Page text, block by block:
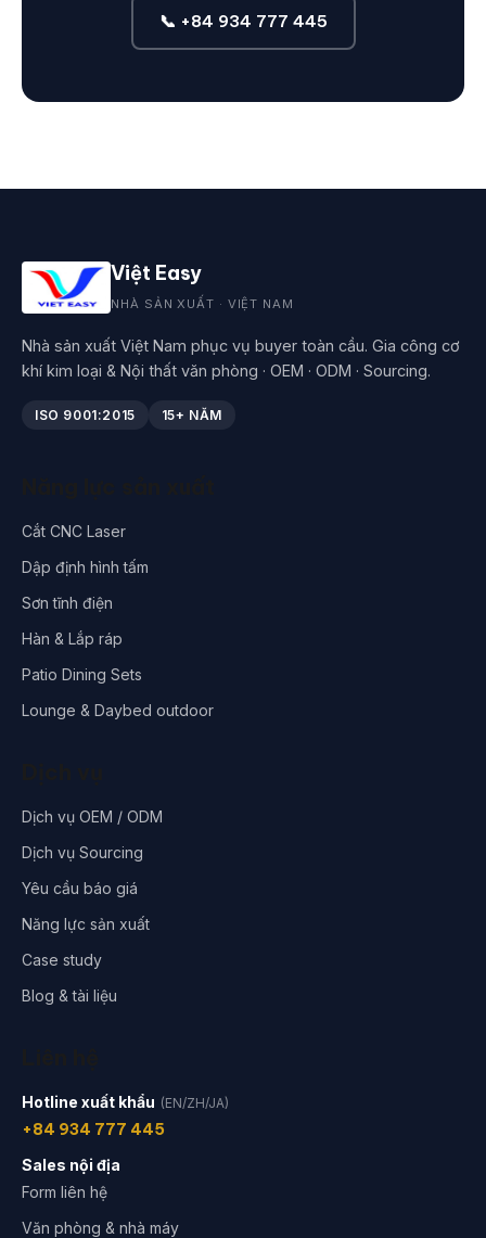
📞 +84 934 777 445
Việt Easy
NHÀ SẢN XUẤT · VIỆT NAM
Nhà sản xuất Việt Nam phục vụ buyer toàn cầu. Gia công cơ
khí kim loại & Nội thất văn phòng · OEM · ODM · Sourcing.
ISO 9001:2015 15+ NĂM
Cắt CNC Laser
Dập định hình tấm
Sơn tĩnh điện
Hàn & Lắp ráp
Patio Dining Sets
Lounge & Daybed outdoor
Dịch vụ OEM / ODM
Dịch vụ Sourcing
Yêu cầu báo giá
Năng lực sản xuất
Case study
Blog & tài liệu
Hotline xuất khẩu (EN/ZH/JA)
+84 934 777 445
Sales nội địa
Form liên hệ
Văn phòng & nhà máy